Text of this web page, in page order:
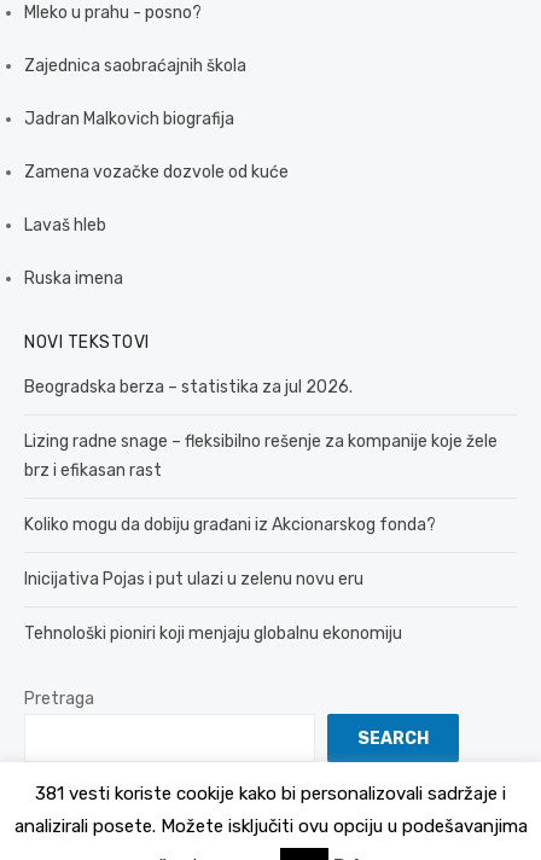
Mleko u prahu - posno?
Zajednica saobraćajnih škola
Jadran Malkovich biografija
Zamena vozačke dozvole od kuće
Lavaš hleb
Ruska imena
NOVI TEKSTOVI
Beogradska berza – statistika za jul 2026.
Lizing radne snage – fleksibilno rešenje za kompanije koje žele
brz i efikasan rast
Koliko mogu da dobiju građani iz Akcionarskog fonda?
Inicijativa Pojas i put ulazi u zelenu novu eru
Tehnološki pioniri koji menjaju globalnu ekonomiju
Pretraga
SEARCH
Politika Privatnosti
381 vesti koriste cookije kako bi personalizovali sadržaje i
analizirali posete. Možete isključiti ovu opciju u podešavanjima